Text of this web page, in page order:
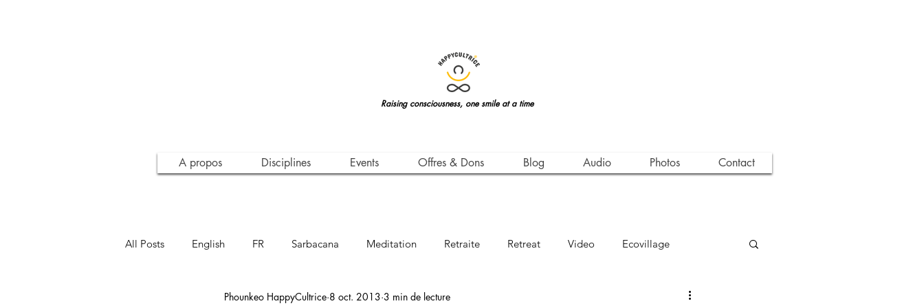
Raising consciousness, one smile at a time
All Posts English FR Sarbacana Meditation Retraite Retreat Video Ecovillage
Conscience Awareness Leçon de Vie
Phounkeo HappyCultrice 8 oct. 2013 3 min de lecture
A propos Disciplines Events Offres & Dons Blog Audio Photos Contact